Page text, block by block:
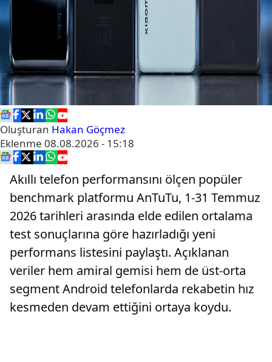
Oluşturan Hakan Göçmez
Eklenme 08.08.2026 - 15:18
Akıllı telefon performansını ölçen popüler
benchmark platformu AnTuTu, 1-31 Temmuz
2026 tarihleri arasında elde edilen ortalama
test sonuçlarına göre hazırladığı yeni
performans listesini paylaştı. Açıklanan
veriler hem amiral gemisi hem de üst-orta
segment Android telefonlarda rekabetin hız
kesmeden devam ettiğini ortaya koydu.